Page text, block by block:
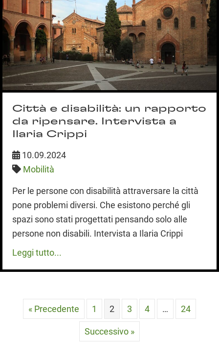
Città e disabilità: un rapporto
da ripensare. Intervista a
Ilaria Crippi
10.09.2024
Mobilità
Per le persone con disabilità attraversare la città
pone problemi diversi. Che esistono perché gli
spazi sono stati progettati pensando solo alle
persone non disabili. Intervista a Ilaria Crippi
Leggi tutto...
« Precedente 1 2 3 4 … 24
Successivo »